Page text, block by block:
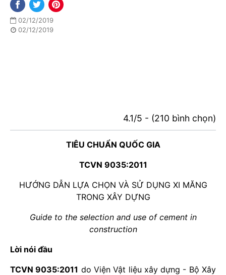
02/12/2019
02/12/2019
4.1/5 - (210 bình chọn)
TIÊU CHUẨN QUỐC GIA
TCVN 9035:2011
HƯỚNG DẪN LỰA CHỌN VÀ SỬ DỤNG XI MĂNG
TRONG XÂY DỰNG
Guide to the selection and use of cement in
construction
Lời nói đầu
TCVN 9035:2011 do Viện Vật liệu xây dựng - Bộ Xây